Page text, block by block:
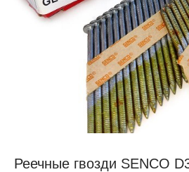
Реечные гвозди SENCO